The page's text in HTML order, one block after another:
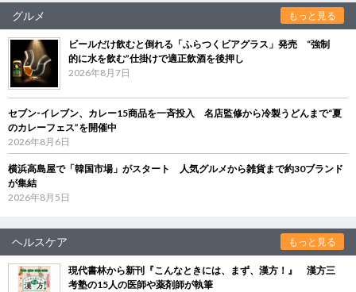
グルメ もっと見る
ビールだけ飲むと倒れる「ふらつくビアグラス」発売 “強制
的に水を飲む”仕掛けで適正飲酒を後押し
2026年8月7日
セブン‐イレブン、カレー15商品を一斉投入 名店監修から冷製うどんまで“夏
のカレーフェス”を開催中
2026年8月6日
横浜高島屋で「韓国市場」がスタート 人気グルメから雑貨まで約30ブランド
が集結
2026年8月5日
ヘルスケア もっと見る
現代書林から新刊『こんなときには、まず、漢方！』 漢方三
考塾の15人の医師や薬剤師が執筆